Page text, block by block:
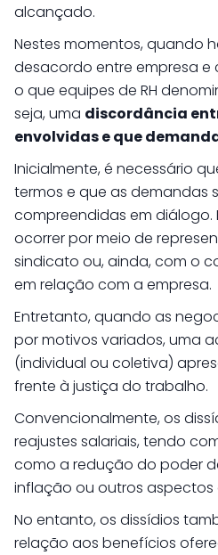
alcançado.
Nestes momentos, quando
desacordo entre empresa e
o que equipes de RH
seja, uma discordância
envolvidas e que
Inicialmente, é necessário
termos e que as demandas
compreendidas em diálogo.
ocorrer por meio de
sindicato ou, ainda, com o
em relação com a empresa.
Entretanto, quando as
por motivos variados, uma
(individual ou coletiva)
frente à justiça do trabalho.
Convencionalmente, os
reajustes salariais, tendo
como a redução do poder
inflação ou outros aspectos
No entanto, os dissídios
relação aos benefícios